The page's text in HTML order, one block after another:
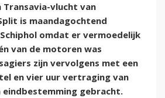
Transavia-vlucht van
is maandagochtend
omdat er vermoedelijk
van de motoren was
zijn vervolgens met een
en vier uur vertraging van
eindbestemming gebracht.